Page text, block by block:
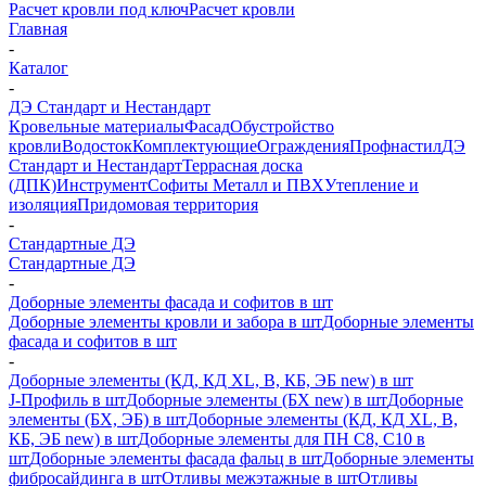
Расчет кровли под ключРасчет кровли
Главная
-
Каталог
-
ДЭ Стандарт и Нестандарт
Кровельные материалыФасадОбустройство
кровлиВодостокКомплектующиеОгражденияПрофнастилДЭ
Стандарт и НестандартТеррасная доска
(ДПК)ИнструментСофиты Металл и ПВХУтепление и
изоляцияПридомовая территория
-
Стандартные ДЭ
Стандартные ДЭ
-
Доборные элементы фасада и софитов в шт
Доборные элементы кровли и забора в штДоборные элементы
фасада и софитов в шт
-
Доборные элементы (КД, КД XL, В, КБ, ЭБ new) в шт
J-Профиль в штДоборные элементы (БХ new) в штДоборные
элементы (БХ, ЭБ) в штДоборные элементы (КД, КД XL, В,
КБ, ЭБ new) в штДоборные элементы для ПН С8, С10 в
штДоборные элементы фасада фальц в штДоборные элементы
фибросайдинга в штОтливы межэтажные в штОтливы